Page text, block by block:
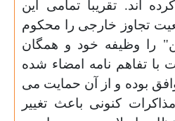
اند. تقریبآ تمامی این
تجاوز خارجی را محکوم
را وظیفه خود و همگان
با تفاهم نامه امضاء شده
بوده و از آن حمایت می
کنونی باعث تغییر